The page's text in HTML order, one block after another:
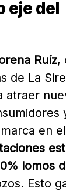
eje del
Ruíz,
de La
atraer
en
lomos
Esto